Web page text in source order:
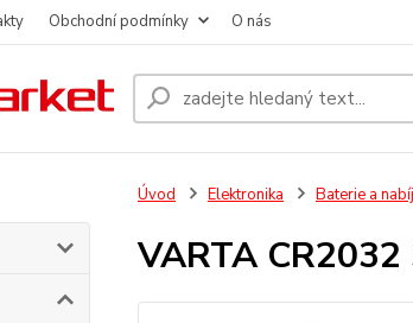
Obchodní podmínky O nás
Úvod Elektronika Baterie a
VARTA